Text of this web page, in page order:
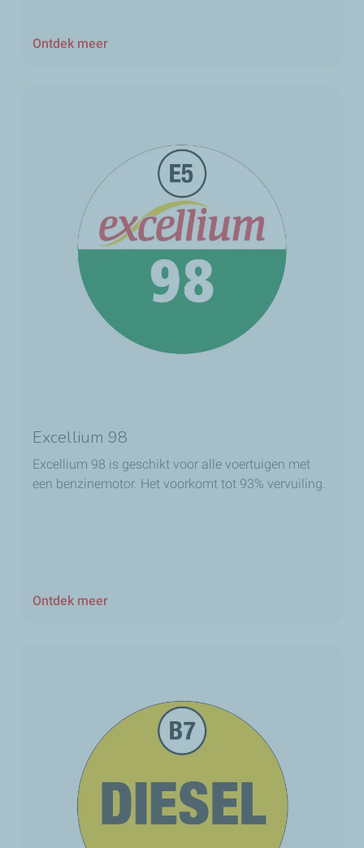
Ontdek meer
Excellium 98
Excellium 98 is geschikt voor alle voertuigen met
een benzinemotor. Het voorkomt tot 93% vervuiling.
Ontdek meer